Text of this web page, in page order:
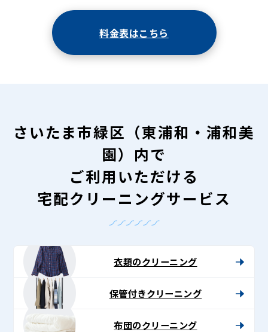
料金表はこちら
さいたま市緑区（東浦和・浦和美
園）内で
ご利用いただける
宅配クリーニングサービス
衣類のクリーニング
保管付きクリーニング
布団のクリーニング